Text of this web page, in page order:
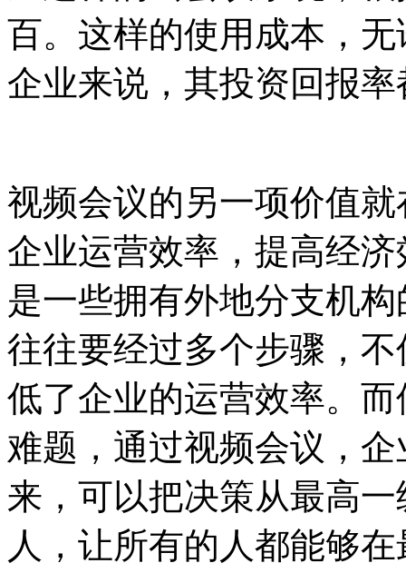
百。这样的使用成本，
企业来说，其投资回报
视频会议的另一项价值
企业运营效率，提高经
是一些拥有外地分支机
往往要经过多个步骤，
低了企业的运营效率。
难题，通过视频会议，
来，可以把决策从最高
人，让所有的人都能够